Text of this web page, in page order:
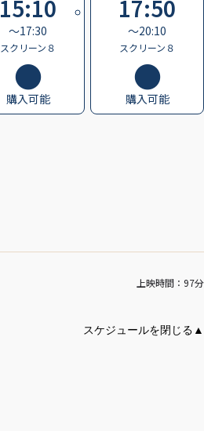
15:10
〜17:30
スクリーン８
購入可能
17:50
〜20:10
スクリーン８
購入可能
上映時間：97分